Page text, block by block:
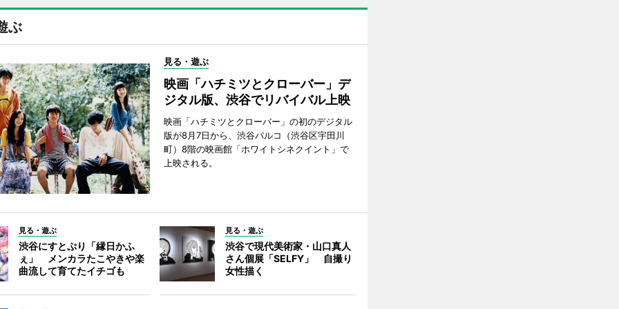
ぶ
見る・遊ぶ
映画「ハチミツとクローバー」デ
ジタル版、渋谷でリバイバル上映
映画「ハチミツとクローバー」の初のデジタル
版が8月7日から、渋谷パルコ（渋谷区宇田川
町）8階の映画館「ホワイトシネクイント」で
上映される。
見る・遊ぶ
渋谷にすとぷり「縁日かふ
ぇ」 メンカラたこやきや楽
曲流して育てたイチゴも
見る・遊ぶ
渋谷で現代美術家・山口真人
さん個展「SELFY」 自撮り
女性描く